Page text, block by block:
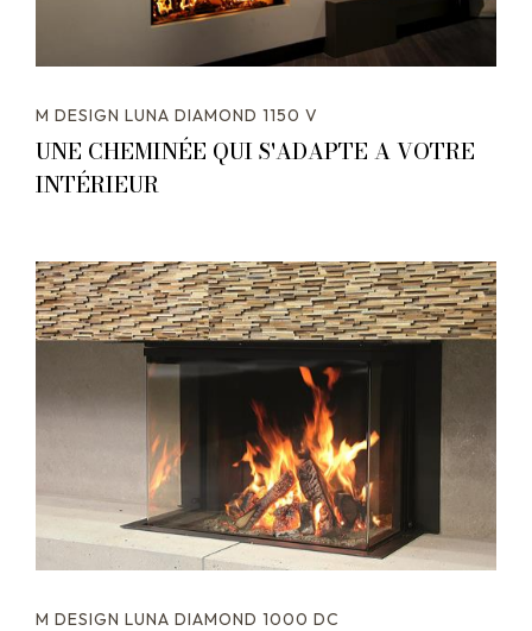
M DESIGN LUNA DIAMOND 1150 V
UNE CHEMINÉE QUI S'ADAPTE A VOTRE
INTÉRIEUR
M DESIGN LUNA DIAMOND 1000 DC